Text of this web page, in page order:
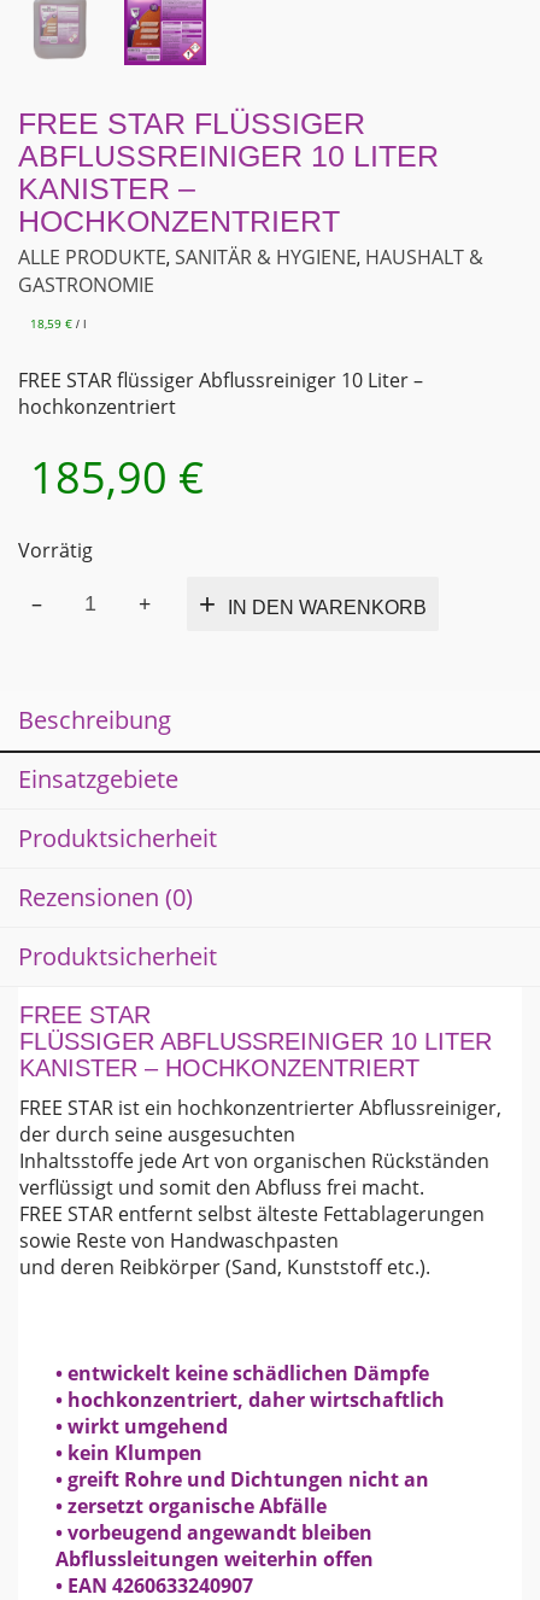
FREE STAR FLÜSSIGER
ABFLUSSREINIGER 10 LITER
KANISTER –
HOCHKONZENTRIERT
ALLE PRODUKTE, SANITÄR & HYGIENE, HAUSHALT &
GASTRONOMIE
18,59 € / l
FREE STAR flüssiger Abflussreiniger 10 Liter –
hochkonzentriert
185,90 €
Vorrätig
STAR
Liter
Kanister
-
hochkonzentriert
Menge
IN DEN WARENKORB
Beschreibung
Einsatzgebiete
Produktsicherheit
Rezensionen (0)
Produktsicherheit
FREE STAR
FLÜSSIGER ABFLUSSREINIGER 10 LITER
KANISTER – HOCHKONZENTRIERT
FREE STAR ist ein hochkonzentrierter Abflussreiniger,
der durch seine ausgesuchten
Inhaltsstoffe jede Art von organischen Rückständen
verflüssigt und somit den Abfluss frei macht.
FREE STAR entfernt selbst älteste Fettablagerungen
sowie Reste von Handwaschpasten
und deren Reibkörper (Sand, Kunststoff etc.).
• entwickelt keine schädlichen Dämpfe
• hochkonzentriert, daher wirtschaftlich
• wirkt umgehend
• kein Klumpen
• greift Rohre und Dichtungen nicht an
• zersetzt organische Abfälle
• vorbeugend angewandt bleiben
Abflussleitungen weiterhin offen
• EAN 4260633240907